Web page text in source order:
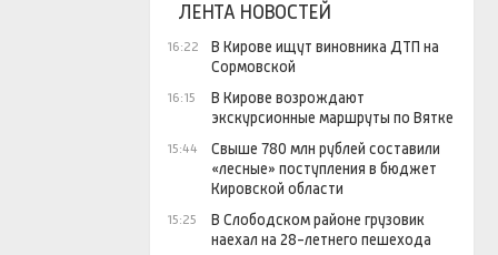
ЛЕНТА НОВОСТЕЙ
16:22
В Кирове ищут виновника ДТП на
Сормовской
16:15
В Кирове возрождают
экскурсионные маршруты по Вятке
15:44
Свыше 780 млн рублей составили
«лесные» поступления в бюджет
Кировской области
15:25
В Слободском районе грузовик
наехал на 28-летнего пешехода